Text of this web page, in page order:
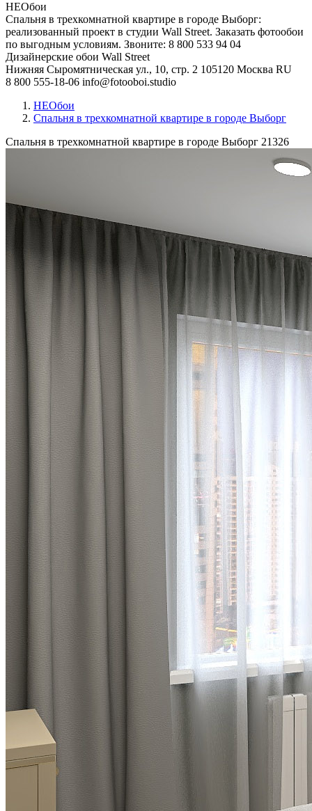
НЕОбои
Спальня в трехкомнатной квартире в городе Выборг:
реализованный проект в студии Wall Street. Заказать фотообои
по выгодным условиям. Звоните: 8 800 533 94 04
Дизайнерские обои Wall Street
Нижняя Сыромятническая ул., 10, стр. 2 105120 Москва RU
8 800 555-18-06 info@fotooboi.studio
НЕОбои
Спальня в трехкомнатной квартире в городе Выборг
Спальня в трехкомнатной квартире в городе Выборг 21326